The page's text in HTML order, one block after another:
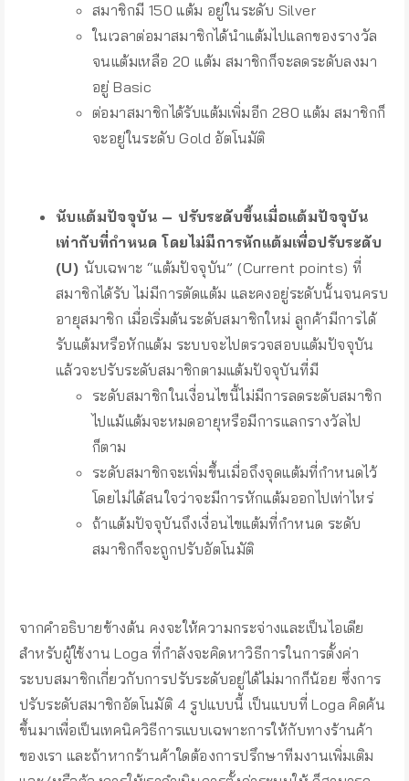
สมาชิกมี 150 แต้ม อยู่ในระดับ Silver
ในเวลาต่อมาสมาชิกได้นำแต้มไปแลกของรางวัล
จนแต้มเหลือ 20 แต้ม สมาชิกก็จะลดระดับลงมา
อยู่ Basic
ต่อมาสมาชิกได้รับแต้มเพิ่มอีก 280 แต้ม สมาชิกก็
จะอยู่ในระดับ Gold อัตโนมัติ
นับแต้มปัจจุบัน – ปรับระดับขึ้นเมื่อแต้มปัจจุบัน
เท่ากับที่กำหนด โดยไม่มีการหักแต้มเพื่อปรับระดับ
(U) นับเฉพาะ “แต้มปัจจุบัน” (Current points) ที่
สมาชิกได้รับ ไม่มีการตัดแต้ม และคงอยู่ระดับนั้นจนครบ
อายุสมาชิก เมื่อเริ่มต้นระดับสมาชิกใหม่ ลูกค้ามีการได้
รับแต้มหรือหักแต้ม ระบบจะไปตรวจสอบแต้มปัจจุบัน
แล้วจะปรับระดับสมาชิกตามแต้มปัจจุบันที่มี
ระดับสมาชิกในเงื่อนไขนี้ไม่มีการลดระดับสมาชิก
ไปแม้แต้มจะหมดอายุหรือมีการแลกรางวัลไป
ก็ตาม
ระดับสมาชิกจะเพิ่มขึ้นเมื่อถึงจุดแต้มที่กำหนดไว้
โดยไม่ได้สนใจว่าจะมีการหักแต้มออกไปเท่าไหร่
ถ้าแต้มปัจจุบันถึงเงื่อนไขแต้มที่กำหนด ระดับ
สมาชิกก็จะถูกปรับอัตโนมัติ
จากคำอธิบายข้างต้น คงจะให้ความกระจ่างและเป็นไอเดีย
สำหรับผู้ใช้งาน Loga ที่กำลังจะคิดหาวิธีการในการตั้งค่า
ระบบสมาชิกเกี่ยวกับการปรับระดับอยู่ได้ไม่มากก็น้อย ซึ่งการ
ปรับระดับสมาชิกอัตโนมัติ 4 รูปแบบนี้ เป็นแบบที่ Loga คิดค้น
ขึ้นมาเพื่อเป็นเทคนิควิธีการแบบเฉพาะการให้กับทางร้านค้า
ของเรา และถ้าหากร้านค้าใดต้องการปรึกษาทีมงานเพิ่มเติม